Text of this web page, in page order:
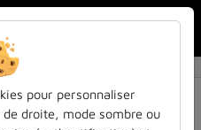
pour personnaliser
droite, mode sombre ou